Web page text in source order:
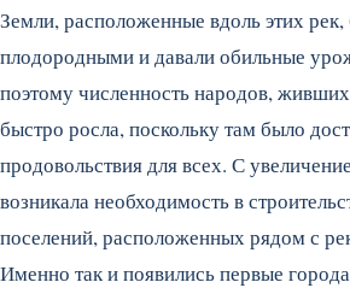
Земли, расположенные вдоль этих
плодородными и давали обильные
поэтому численность народов,
быстро росла, поскольку там было
продовольствия для всех. С
возникала необходимость в
поселений, расположенных рядом с
Именно так и появились первые